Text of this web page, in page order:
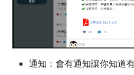
通知：會有通知讓你知道